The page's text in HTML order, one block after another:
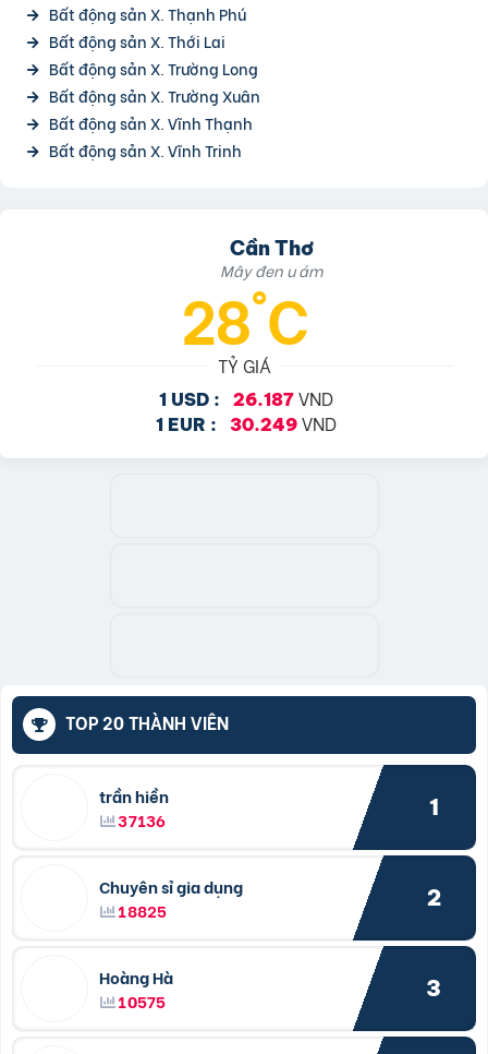
Bất động sản X. Thạnh Phú
Bất động sản X. Thới Lai
Bất động sản X. Trường Long
Bất động sản X. Trường Xuân
Bất động sản X. Vĩnh Thạnh
Bất động sản X. Vĩnh Trinh
Cần Thơ
Mây đen u ám
28°C
TỶ GIÁ
1 USD : 26.187 VND
1 EUR : 30.249 VND
TOP 20 THÀNH VIÊN
trần hiền
37136
1
Chuyên sỉ gia dụng
18825
2
Hoàng Hà
10575
3